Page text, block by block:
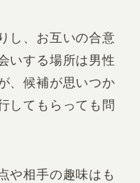
し、お互いの合意
いする場所は男性
、候補が思いつか
してもらっても問
や相手の趣味はも